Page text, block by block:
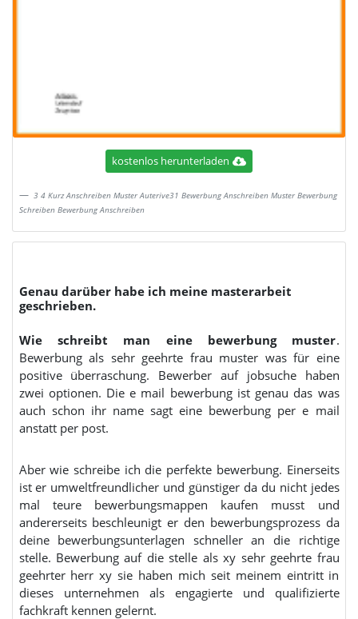
kostenlos herunterladen
3 4 Kurz Anschreiben Muster Auterive31 Bewerbung Anschreiben Muster Bewerbung
Schreiben Bewerbung Anschreiben
Genau darüber habe ich meine masterarbeit
geschrieben.
Wie schreibt man eine bewerbung muster.
Bewerbung als sehr geehrte frau muster was für eine
positive überraschung. Bewerber auf jobsuche haben
zwei optionen. Die e mail bewerbung ist genau das was
auch schon ihr name sagt eine bewerbung per e mail
anstatt per post.
Aber wie schreibe ich die perfekte bewerbung. Einerseits
ist er umweltfreundlicher und günstiger da du nicht jedes
mal teure bewerbungsmappen kaufen musst und
andererseits beschleunigt er den bewerbungsprozess da
deine bewerbungsunterlagen schneller an die richtige
stelle. Bewerbung auf die stelle als xy sehr geehrte frau
geehrter herr xy sie haben mich seit meinem eintritt in
dieses unternehmen als engagierte und qualifizierte
fachkraft kennen gelernt.